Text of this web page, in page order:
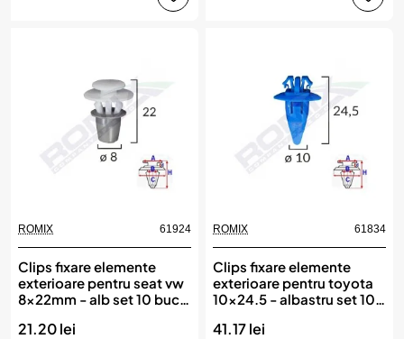
ROMIX 61924
Clips fixare elemente
exterioare pentru seat vw
8x22mm - alb set 10 buc,
21.20 lei
ROMIX 61834
Clips fixare elemente
exterioare pentru toyota
10x24.5 - albastru set 10
41.17 lei